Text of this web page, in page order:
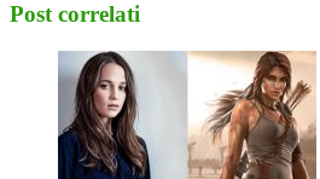
Post correlati